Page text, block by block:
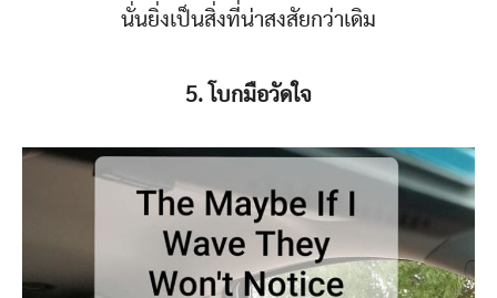
นั่นยิ่งเป็นสิ่งที่น่าสงสัยกว่าเดิม
5. โบกมือวัดใจ